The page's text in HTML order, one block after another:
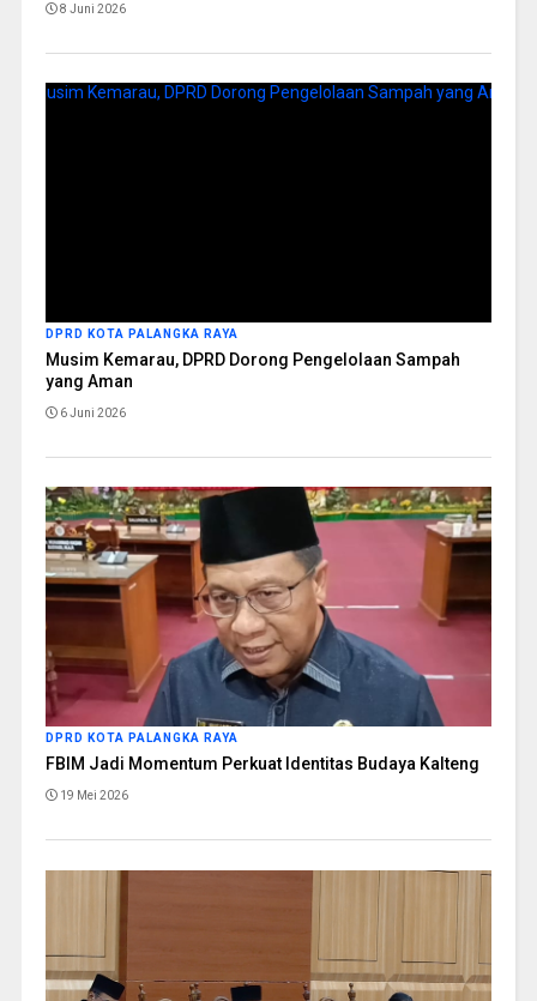
8 Juni 2026
DPRD KOTA PALANGKA RAYA
Musim Kemarau, DPRD Dorong Pengelolaan Sampah
yang Aman
6 Juni 2026
DPRD KOTA PALANGKA RAYA
FBIM Jadi Momentum Perkuat Identitas Budaya Kalteng
19 Mei 2026